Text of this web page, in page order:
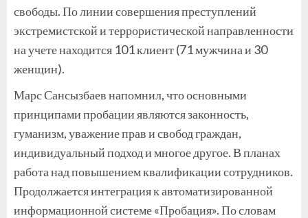
свободы. По линии совершения преступлений
экстремистской и террористической направленности
на учете находится 101 клиент (71 мужчина и 30
женщин).
Марс Сансызбаев напомнил, что основными
принципами пробации являются законность,
гуманизм, уважение прав и свобод граждан,
индивидуальный подход и многое другое. В планах
работа над повышением квалификации сотрудников.
Продолжается интеграция к автоматизированной
информационной системе «Пробация». По словам